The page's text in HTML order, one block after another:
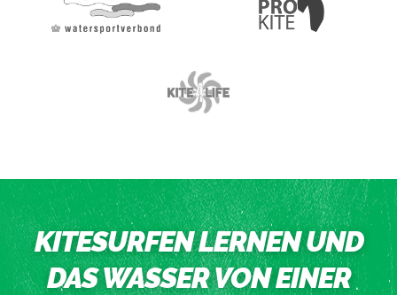
KITESURFEN LERNEN UND
DAS WASSER VON EINER